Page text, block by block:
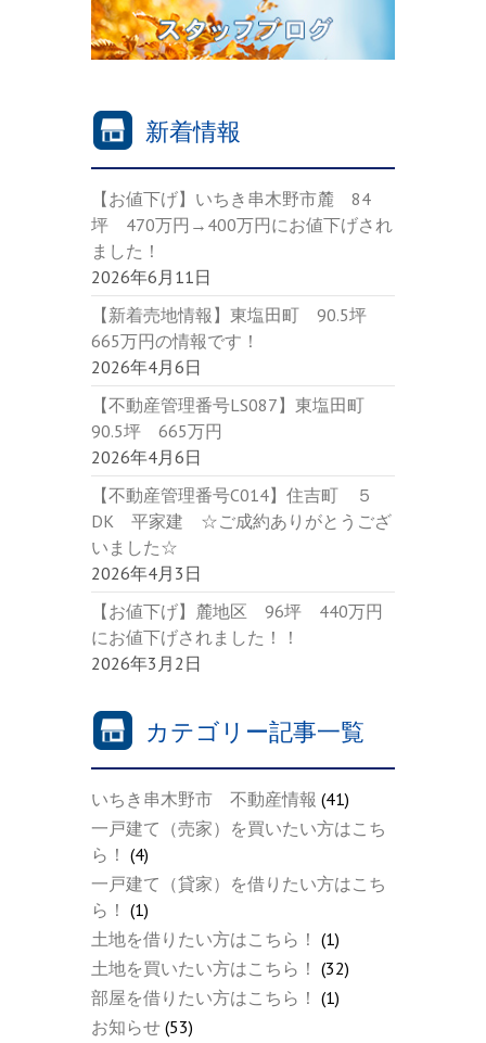
新着情報
【お値下げ】いちき串木野市麓 84
坪 470万円→400万円にお値下げされ
ました！
2026年6月11日
【新着売地情報】東塩田町 90.5坪
665万円の情報です！
2026年4月6日
【不動産管理番号LS087】東塩田町
90.5坪 665万円
2026年4月6日
【不動産管理番号C014】住吉町 ５
DK 平家建 ☆ご成約ありがとうござ
いました☆
2026年4月3日
【お値下げ】麓地区 96坪 440万円
にお値下げされました！！
2026年3月2日
カテゴリー記事一覧
いちき串木野市 不動産情報 (41)
一戸建て（売家）を買いたい方はこち
ら！ (4)
一戸建て（貸家）を借りたい方はこち
ら！ (1)
土地を借りたい方はこちら！ (1)
土地を買いたい方はこちら！ (32)
部屋を借りたい方はこちら！ (1)
お知らせ (53)